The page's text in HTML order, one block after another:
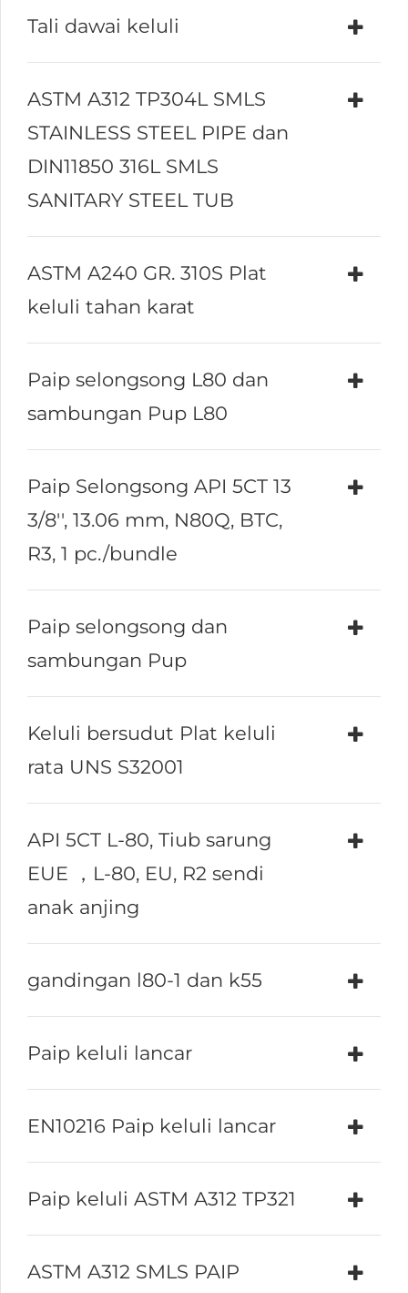
Tali dawai keluli
ASTM A312 TP304L SMLS
STAINLESS STEEL PIPE dan
DIN11850 316L SMLS
SANITARY STEEL TUB
ASTM A240 GR. 310S Plat
keluli tahan karat
Paip selongsong L80 dan
sambungan Pup L80
Paip Selongsong API 5CT 13
3/8'', 13.06 mm, N80Q, BTC,
R3, 1 pc./bundle
Paip selongsong dan
sambungan Pup
Keluli bersudut Plat keluli
rata UNS S32001
API 5CT L-80, Tiub sarung
EUE ，L-80, EU, R2 sendi
anak anjing
gandingan l80-1 dan k55
Paip keluli lancar
EN10216 Paip keluli lancar
Paip keluli ASTM A312 TP321
ASTM A312 SMLS PAIP